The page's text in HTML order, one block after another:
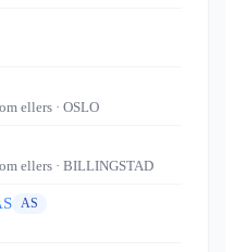
ellers · OSLO
ellers · BILLINGSTAD
AS